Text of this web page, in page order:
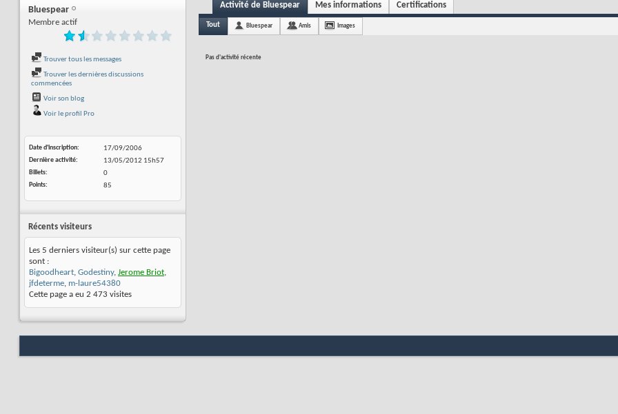
Bluespear
Membre actif
Trouver tous les messages
Trouver les dernières discussions
commencées
Voir son blog
Voir le profil Pro
Date d'inscription
17/09/2006
Dernière activité
13/05/2012 15h57
Billets
0
Points
85
Récents visiteurs
Les 5 derniers visiteur(s) sur cette page
sont :
Bigoodheart, Godestiny, Jerome Briot,
jfdeterme, m-laure54380
Cette page a eu 2 473 visites
Activité de Bluespear Mes informations Certifications
Tout Bluespear Amis Images
Pas d'activité récente